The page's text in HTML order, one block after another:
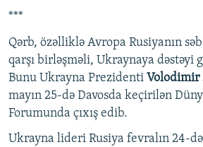
***
Qərb, özəlliklə Avropa Rusiyanın
qarşı birləşməli, Ukraynaya dəstəyi
Bunu Ukrayna Prezidenti Volodimir
mayın 25-də Davosda keçirilən
Forumunda çıxış edib.
Ukrayna lideri Rusiya fevralın 24-